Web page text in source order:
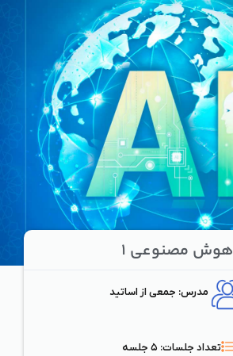
هوش مصنوعی ۱
مدرس: جمعی از اساتید
تعداد جلسات: ۵ جلسه